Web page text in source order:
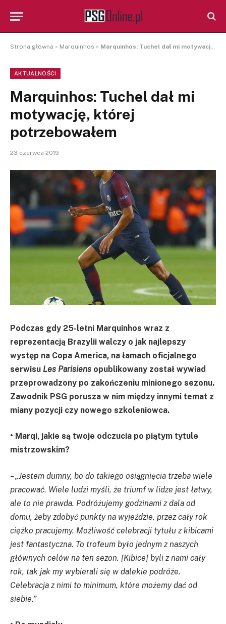
Strona główna » Marquinhos » Marquinhos: Tuchel dał mi motywację, której potrzebowałem
AKTUALNOŚCI
Marquinhos: Tuchel dał mi
motywację, której
potrzebowałem
23 czerwca 2019
Podczas gdy 25-letni Marquinhos wraz z
reprezentacją Brazylii walczy o jak najlepszy
występ na Copa America, na łamach oficjalnego
serwisu Les Parisiens opublikowany został wywiad
przeprowadzony po zakończeniu minionego sezonu.
Zawodnik PSG porusza w nim między innymi temat z
miany pozycji czy nowego szkoleniowca.
• Marqi, jakie są twoje odczucia po piątym tytule
mistrzowskim?
– „Jestem dumny, bo do takiego osiągnięcia trzeba wiele
pracować. Wiele ludzi myśli, że triumf w lidze jest łatwy,
ale to nie prawda. Podróżujemy godzinami z dala od
domu, żeby zdobyć punkty na wyjeździe, przez cały rok
ciężko pracujemy. Możliwość celebracji tytułu z kibicami
jest fantastyczna. To trofeum było jednym z naszych
głównych celów na ten sezon. [Kibice] byli z nami cały
rok, tak jak my wybierali się w dalekie podróże.
Celebracja z nimi to minimum, które możemy dać od
siebie.”